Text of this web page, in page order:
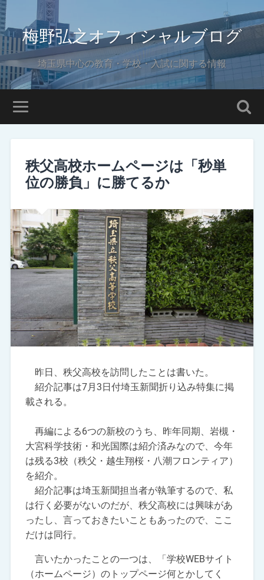
梅野弘之オフィシャルブログ
埼玉県中心の教育・学校・入試に関する情報
秩父高校ホームページは「秒単
位の勝負」に勝てるか
昨日、秩父高校を訪問したことは書いた。
紹介記事は7月3日付埼玉新聞折り込み特集に掲
載される。
再編による6つの新校のうち、昨年同期、岩槻・
大宮科学技術・和光国際は紹介済みなので、今年
は残る3校（秩父・越生翔桜・八潮フロンティア）
を紹介。
紹介記事は埼玉新聞担当者が執筆するので、私
は行く必要がないのだが、秩父高校には興味があ
ったし、言っておきたいこともあったので、ここ
だけは同行。
言いたかったことの一つは、「学校WEBサイト
（ホームページ）のトップページ何とかしてく